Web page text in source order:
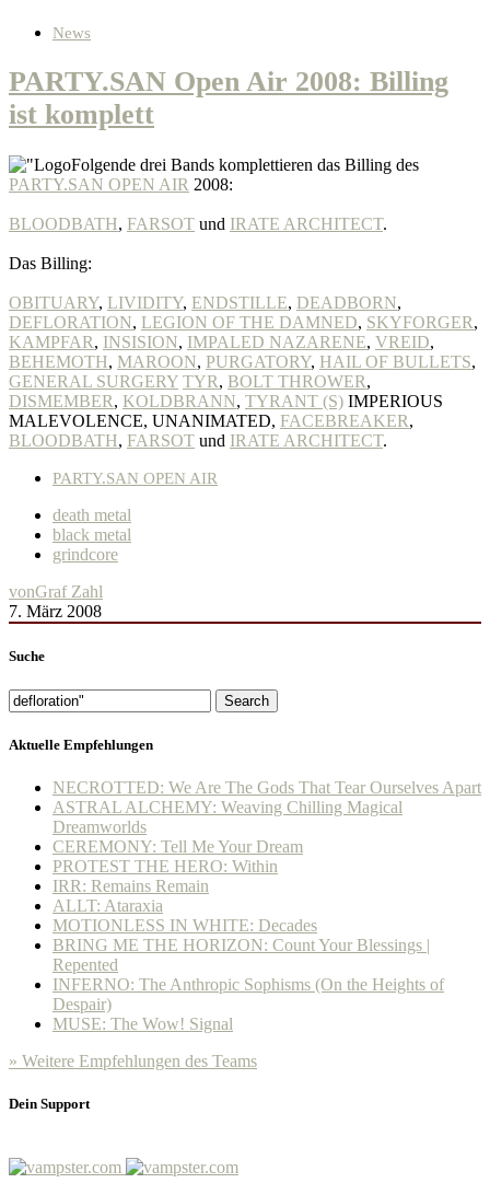
News
PARTY.SAN Open Air 2008: Billing
ist komplett
Folgende drei Bands komplettieren das Billing des
PARTY.SAN OPEN AIR 2008:
BLOODBATH, FARSOT und IRATE ARCHITECT.
Das Billing:
OBITUARY, LIVIDITY, ENDSTILLE, DEADBORN,
DEFLORATION, LEGION OF THE DAMNED, SKYFORGER,
KAMPFAR, INSISION, IMPALED NAZARENE, VREID,
BEHEMOTH, MAROON, PURGATORY, HAIL OF BULLETS,
GENERAL SURGERY TYR, BOLT THROWER,
DISMEMBER, KOLDBRANN, TYRANT (S) IMPERIOUS
MALEVOLENCE, UNANIMATED, FACEBREAKER,
BLOODBATH, FARSOT und IRATE ARCHITECT.
PARTY.SAN OPEN AIR
death metal
black metal
grindcore
vonGraf Zahl
7. März 2008
Suche
Search
Aktuelle Empfehlungen
NECROTTED: We Are The Gods That Tear Ourselves Apart
ASTRAL ALCHEMY: Weaving Chilling Magical
Dreamworlds
CEREMONY: Tell Me Your Dream
PROTEST THE HERO: Within
IRR: Remains Remain
ALLT: Ataraxia
MOTIONLESS IN WHITE: Decades
BRING ME THE HORIZON: Count Your Blessings |
Repented
INFERNO: The Anthropic Sophisms (On the Heights of
Despair)
MUSE: The Wow! Signal
» Weitere Empfehlungen des Teams
Dein Support